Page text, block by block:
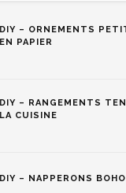
DIY – ORNEMENTS
EN PAPIER
DIY – RANGEMENTS
LA CUISINE
DIY – NAPPERONS BOHO